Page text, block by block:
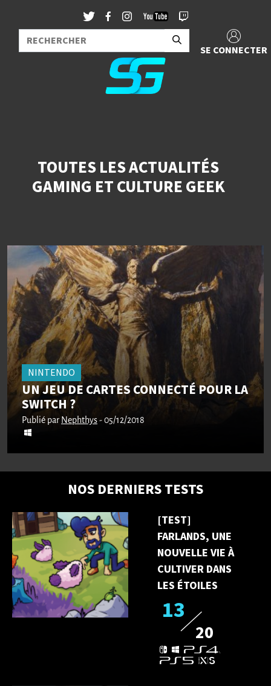
SE CONNECTER
TOUTES LES ACTUALITÉS
GAMING ET CULTURE GEEK
NINTENDO
UN JEU DE CARTES CONNECTÉ POUR LA
SWITCH ?
Publié par Nephthys- 05/12/2018
NOS DERNIERS TESTS
[TEST]
FARLANDS, UNE
NOUVELLE VIE À
CULTIVER DANS
LES ÉTOILES
13
20